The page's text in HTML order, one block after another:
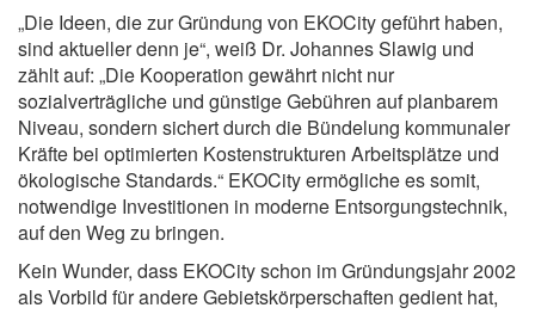
„Die Ideen, die zur Gründung von EKOCity geführt haben,
sind aktueller denn je“, weiß Dr. Johannes Slawig und
zählt auf: „Die Kooperation gewährt nicht nur
sozialverträgliche und günstige Gebühren auf planbarem
Niveau, sondern sichert durch die Bündelung kommunaler
Kräfte bei optimierten Kostenstrukturen Arbeitsplätze und
ökologische Standards.“ EKOCity ermögliche es somit,
notwendige Investitionen in moderne Entsorgungstechnik,
auf den Weg zu bringen.
Kein Wunder, dass EKOCity schon im Gründungsjahr 2002
als Vorbild für andere Gebietskörperschaften gedient hat,